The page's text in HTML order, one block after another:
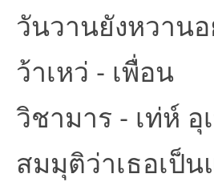
วันวานยังหวาน
ว้าเหว่ - เพื่อน
วิชามาร - เท่ห์ อุ
สมมุติว่าเธอเป็